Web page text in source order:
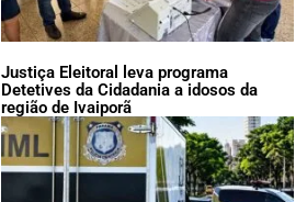
Justiça Eleitoral leva programa
Detetives da Cidadania a idosos da
região de Ivaiporã